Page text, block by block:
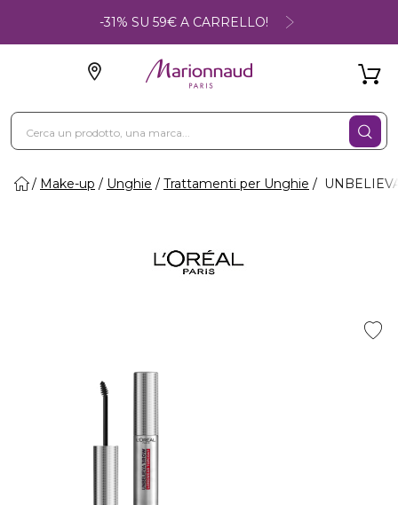
-31% SU 59€ A CARRELLO!
Make-up Unghie Trattamenti per Unghie